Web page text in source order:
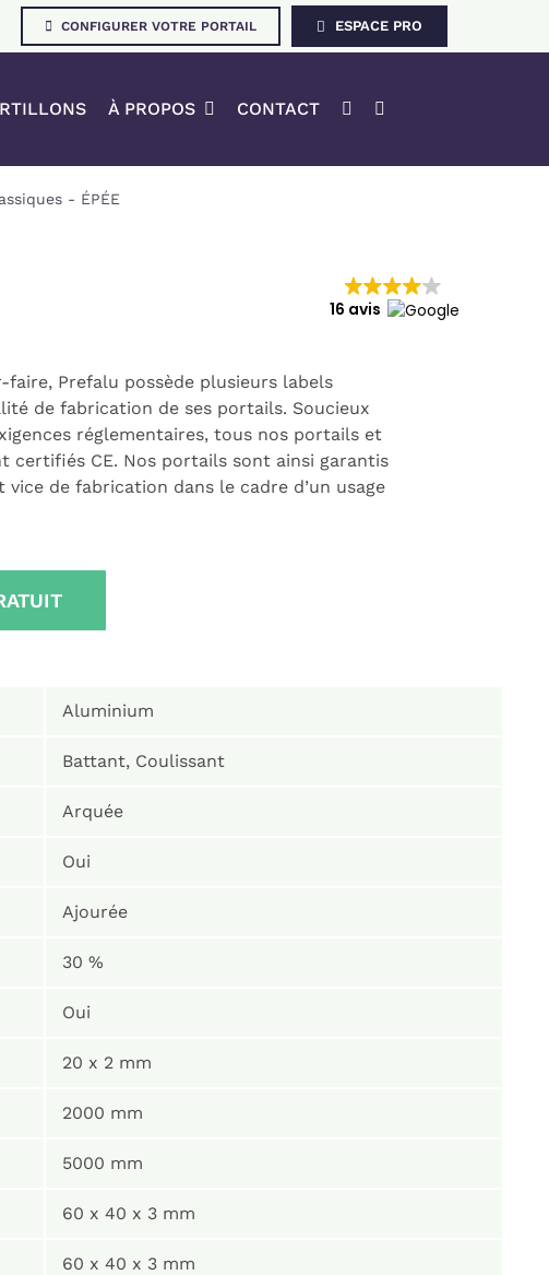
CONFIGURER VOTRE PORTAIL ESPACE PRO
À PROPOS CONTACT
- ÉPÉE
16 avis
faire, Prefalu possède plusieurs labels
de fabrication de ses portails. Soucieux
réglementaires, tous nos portails et
certifiés CE. Nos portails sont ainsi garantis
de fabrication dans le cadre d’un usage
Aluminium
Battant, Coulissant
Arquée
Oui
Ajourée
30 %
Oui
20 x 2 mm
2000 mm
5000 mm
60 x 40 x 3 mm
60 x 40 x 3 mm